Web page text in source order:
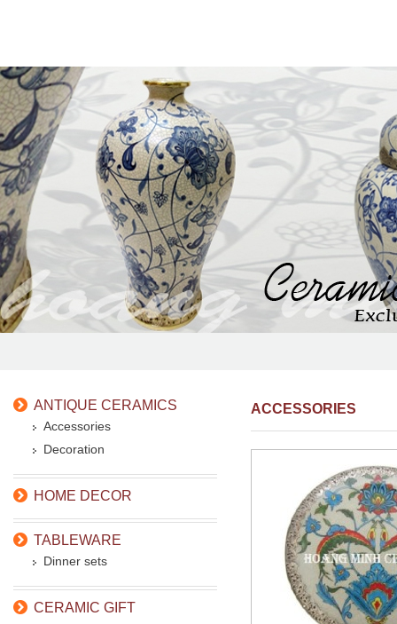
ANTIQUE CERAMICS
Accessories
Decoration
HOME DECOR
TABLEWARE
Dinner sets
CERAMIC GIFT
ACCESSORIES